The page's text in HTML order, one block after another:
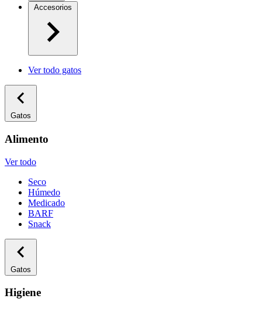
Accesorios
Ver todo gatos
Gatos
Alimento
Ver todo
Seco
Húmedo
Medicado
BARF
Snack
Gatos
Higiene